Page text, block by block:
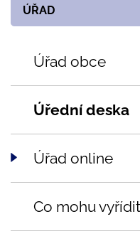
ÚŘAD
Úřad obce
Úřední deska
Úřad online
Co mohu